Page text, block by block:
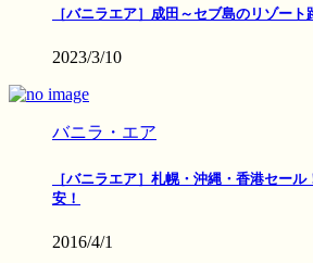
［バニラエア］成田～セブ島のリゾート
2023/3/10
バニラ・エア
［バニラエア］札幌・沖縄・香港セー
安！
2016/4/1